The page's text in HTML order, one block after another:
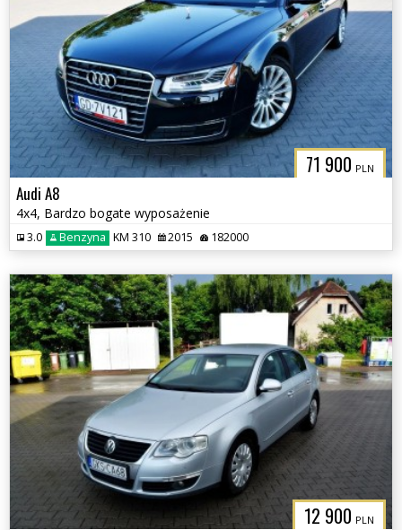
71 900 PLN
Audi A8
4x4, Bardzo bogate wyposażenie
3.0 Benzyna KM 310 2015 182000
12 900 PLN